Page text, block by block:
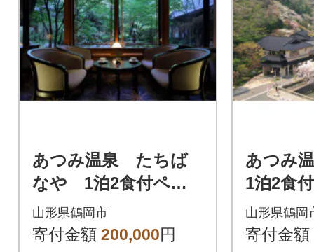
あつみ温泉 たちば
なや 1泊2食付ペア
宿泊券 【詣でる つ
かる 頂きますプラ
山形県鶴岡市
寄付金額 200,000円
あつみ
1泊2食
【詣
頂きま
山形県鶴岡
寄付金額